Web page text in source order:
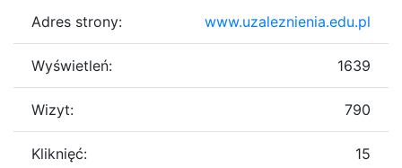
Adres strony: www.uzaleznienia.edu.pl
Wyświetleń: 1639
Wizyt: 790
Kliknięć: 15